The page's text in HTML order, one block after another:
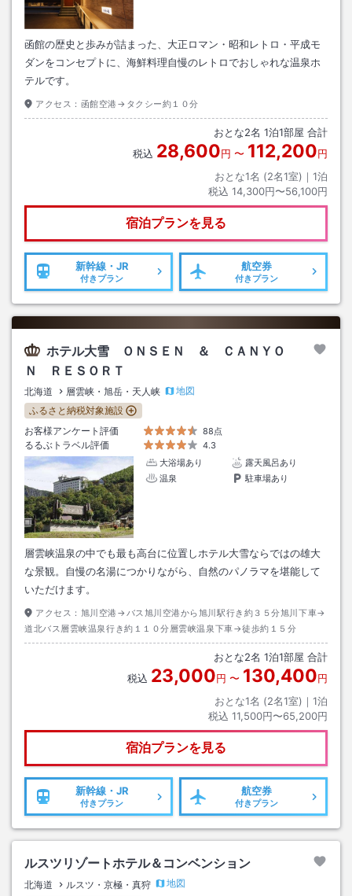
函館の歴史と歩みが詰まった、大正ロマン・昭和レトロ・平成モ
ダンをコンセプトに、海鮮料理自慢のレトロでおしゃれな温泉ホ
テルです。
アクセス： 函館空港→タクシー約１０分
おとな2名 1泊1部屋 合計
税込 28,600円 〜 112,200円
おとな1名 (2名1室)｜ 1泊
税込 14,300円〜56,100円
宿泊プランを見る
新幹線・JR
付きプラン
航空券
付きプラン
ホテル大雪 ＯＮＳＥＮ ＆ ＣＡＮＹＯ
Ｎ ＲＥＳＯＲＴ
北海道 層雲峡・旭岳・天人峡
地図
ふるさと納税対象施設
お客様アンケート評価
88点
るるぶトラベル評価
4.3
大浴場あり
露天風呂あり
温泉
駐車場あり
層雲峡温泉の中でも最も高台に位置しホテル大雪ならではの雄大
な景観。自慢の名湯につかりながら、自然のパノラマを堪能して
いただけます。
アクセス： 旭川空港→バス旭川空港から旭川駅行き約３５分旭川下車→
道北バス層雲峡温泉行き約１１０分層雲峡温泉下車→徒歩約１５分
おとな2名 1泊1部屋 合計
税込 23,000円 〜 130,400円
おとな1名 (2名1室)｜ 1泊
税込 11,500円〜65,200円
宿泊プランを見る
新幹線・JR
付きプラン
航空券
付きプラン
ルスツリゾートホテル＆コンベンション
北海道 ルスツ・京極・真狩
地図